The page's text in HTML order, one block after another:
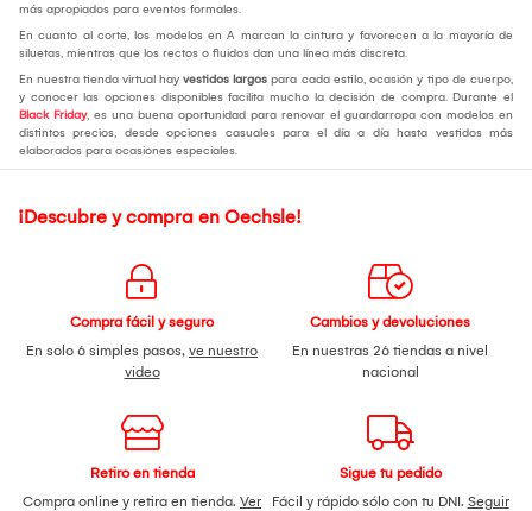
más apropiados para eventos formales.
En cuanto al corte, los modelos en A marcan la cintura y favorecen a la mayoría de
siluetas, mientras que los rectos o fluidos dan una línea más discreta.
En nuestra tienda virtual hay vestidos largos para cada estilo, ocasión y tipo de cuerpo,
y conocer las opciones disponibles facilita mucho la decisión de compra. Durante el
Black Friday, es una buena oportunidad para renovar el guardarropa con modelos en
distintos precios, desde opciones casuales para el día a día hasta vestidos más
elaborados para ocasiones especiales.
¡Descubre y compra en Oechsle!
Compra fácil y seguro
En solo 6 simples pasos, ve nuestro
video
Cambios y devoluciones
En nuestras 26 tiendas a nivel
nacional
Retiro en tienda
Compra online y retira en tienda. Ver
Sigue tu pedido
Fácil y rápido sólo con tu DNI. Seguir